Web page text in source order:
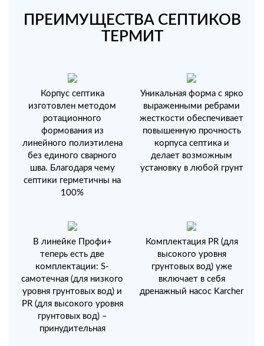
ПРЕИМУЩЕСТВА СЕПТИКОВ
ТЕРМИТ
Корпус септика
изготовлен методом
ротационного
формования из
линейного полиэтилена
без единого сварного
шва. Благодаря чему
септики герметичны на
100%
Уникальная форма с ярко
выраженными ребрами
жесткости обеспечивает
повышенную прочность
корпуса септика и
делает возможным
установку в любой грунт
В линейке Профи+
теперь есть две
комплектации: S-
самотечная (для низкого
уровня грунтовых вод) и
PR (для высокого уровня
грунтовых вод) –
принудительная
Комплектация PR (для
высокого уровня
грунтовых вод) уже
включает в себя
дренажный насос Karcher